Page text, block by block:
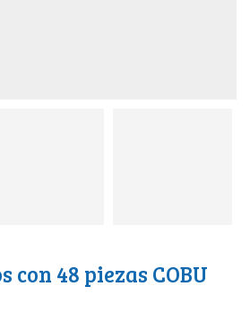
con 48 piezas COBU